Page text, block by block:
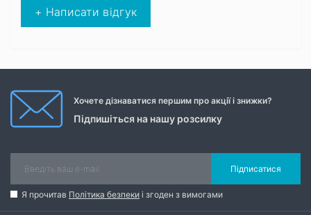
+ Написати відгук
Хочете дізнаватися першим про акції і знижки?
Підпишіться на нашу розсилку
Підписатися
Я прочитав Політика безпеки і згоден з вимогами